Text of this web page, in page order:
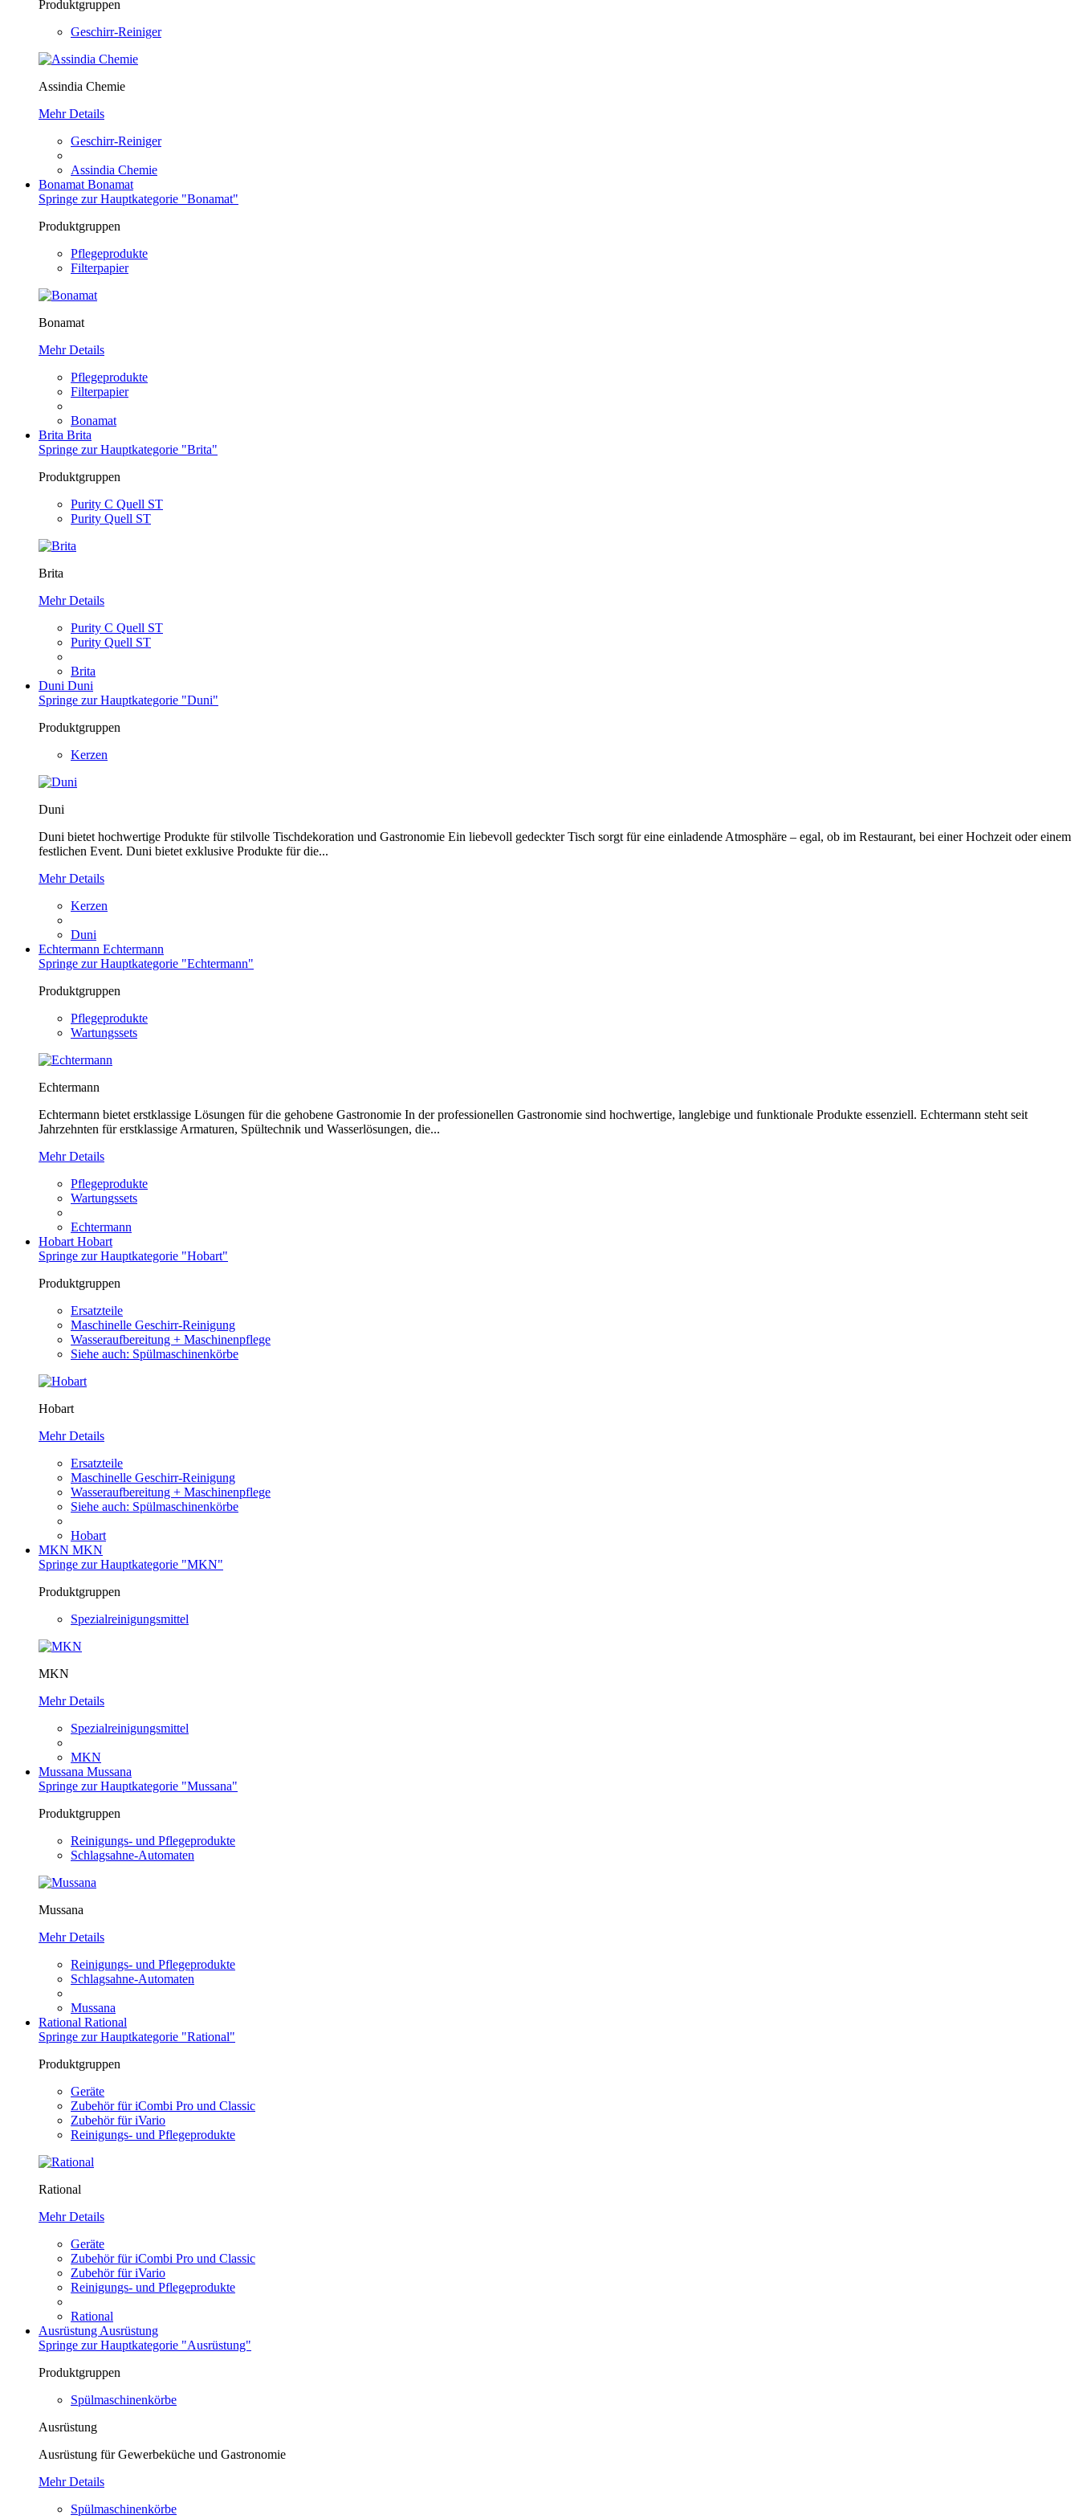
Produktgruppen
Geschirr-Reiniger
Assindia Chemie
Mehr Details
Geschirr-Reiniger
Assindia Chemie
Bonamat Bonamat
Springe zur Hauptkategorie "Bonamat"
Produktgruppen
Pflegeprodukte
Filterpapier
Bonamat
Mehr Details
Pflegeprodukte
Filterpapier
Bonamat
Brita Brita
Springe zur Hauptkategorie "Brita"
Produktgruppen
Purity C Quell ST
Purity Quell ST
Brita
Mehr Details
Purity C Quell ST
Purity Quell ST
Brita
Duni Duni
Springe zur Hauptkategorie "Duni"
Produktgruppen
Kerzen
Duni
Duni bietet hochwertige Produkte für stilvolle Tischdekoration und Gastronomie Ein liebevoll gedeckter Tisch sorgt für eine einladende Atmosphäre – egal, ob im Restaurant, bei einer Hochzeit oder einem
festlichen Event. Duni bietet exklusive Produkte für die...
Mehr Details
Kerzen
Duni
Echtermann Echtermann
Springe zur Hauptkategorie "Echtermann"
Produktgruppen
Pflegeprodukte
Wartungssets
Echtermann
Echtermann bietet erstklassige Lösungen für die gehobene Gastronomie In der professionellen Gastronomie sind hochwertige, langlebige und funktionale Produkte essenziell. Echtermann steht seit
Jahrzehnten für erstklassige Armaturen, Spültechnik und Wasserlösungen, die...
Mehr Details
Pflegeprodukte
Wartungssets
Echtermann
Hobart Hobart
Springe zur Hauptkategorie "Hobart"
Produktgruppen
Ersatzteile
Maschinelle Geschirr-Reinigung
Wasseraufbereitung + Maschinenpflege
Siehe auch: Spülmaschinenkörbe
Hobart
Mehr Details
Ersatzteile
Maschinelle Geschirr-Reinigung
Wasseraufbereitung + Maschinenpflege
Siehe auch: Spülmaschinenkörbe
Hobart
MKN MKN
Springe zur Hauptkategorie "MKN"
Produktgruppen
Spezialreinigungsmittel
MKN
Mehr Details
Spezialreinigungsmittel
MKN
Mussana Mussana
Springe zur Hauptkategorie "Mussana"
Produktgruppen
Reinigungs- und Pflegeprodukte
Schlagsahne-Automaten
Mussana
Mehr Details
Reinigungs- und Pflegeprodukte
Schlagsahne-Automaten
Mussana
Rational Rational
Springe zur Hauptkategorie "Rational"
Produktgruppen
Geräte
Zubehör für iCombi Pro und Classic
Zubehör für iVario
Reinigungs- und Pflegeprodukte
Rational
Mehr Details
Geräte
Zubehör für iCombi Pro und Classic
Zubehör für iVario
Reinigungs- und Pflegeprodukte
Rational
Ausrüstung Ausrüstung
Springe zur Hauptkategorie "Ausrüstung"
Produktgruppen
Spülmaschinenkörbe
Ausrüstung
Ausrüstung für Gewerbeküche und Gastronomie
Mehr Details
Spülmaschinenkörbe